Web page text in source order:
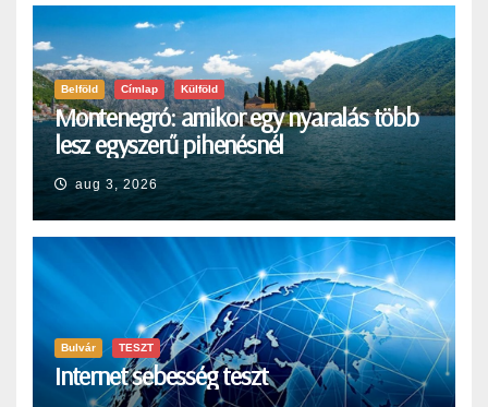
Belföld Címlap Külföld
Montenegró: amikor egy nyaralás több
lesz egyszerű pihenésnél
aug 3, 2026
Bulvár TESZT
Internet sebesség teszt